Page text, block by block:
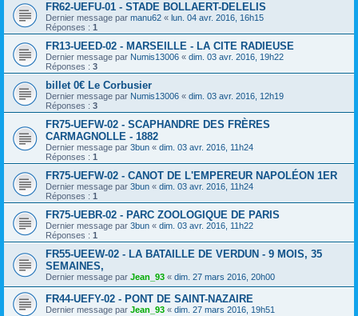
FR62-UEFU-01 - STADE BOLLAERT-DELELIS
Dernier message par manu62 « lun. 04 avr. 2016, 16h15
Réponses : 1
FR13-UEED-02 - MARSEILLE - LA CITE RADIEUSE
Dernier message par Numis13006 « dim. 03 avr. 2016, 19h22
Réponses : 3
billet 0€ Le Corbusier
Dernier message par Numis13006 « dim. 03 avr. 2016, 12h19
Réponses : 3
FR75-UEFW-02 - SCAPHANDRE DES FRÈRES
CARMAGNOLLE - 1882
Dernier message par 3bun « dim. 03 avr. 2016, 11h24
Réponses : 1
FR75-UEFW-02 - CANOT DE L'EMPEREUR NAPOLÉON 1ER
Dernier message par 3bun « dim. 03 avr. 2016, 11h24
Réponses : 1
FR75-UEBR-02 - PARC ZOOLOGIQUE DE PARIS
Dernier message par 3bun « dim. 03 avr. 2016, 11h22
Réponses : 1
FR55-UEEW-02 - LA BATAILLE DE VERDUN - 9 MOIS, 35
SEMAINES,
Dernier message par Jean_93 « dim. 27 mars 2016, 20h00
FR44-UEFY-02 - PONT DE SAINT-NAZAIRE
Dernier message par Jean_93 « dim. 27 mars 2016, 19h51